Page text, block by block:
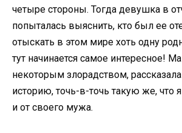
четыре стороны. Тогда девушка в
попыталась выяснить, кто был ее
отыскать в этом мире хоть одну
тут начинается самое интересное!
некоторым злорадством,
историю, точь-в-точь такую же, что
и от своего мужа.